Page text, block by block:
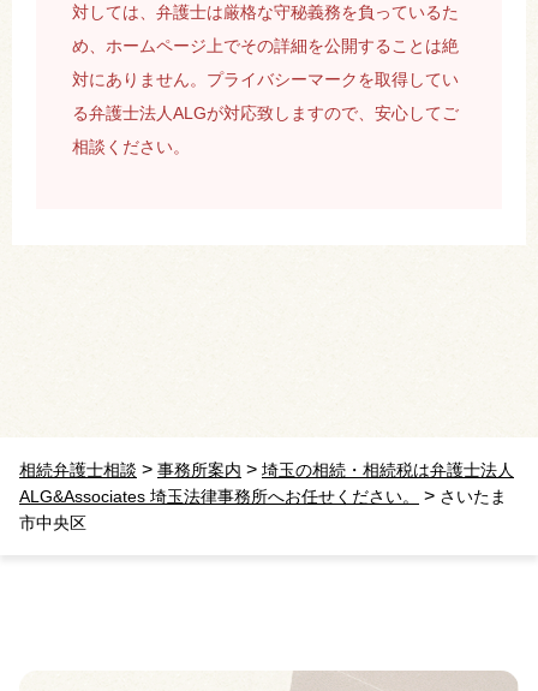
対しては、弁護士は厳格な守秘義務を負っているた
め、ホームページ上でその詳細を公開することは絶
対にありません。プライバシーマークを取得してい
る弁護士法人ALGが対応致しますので、安心してご
相談ください。
相続弁護士相談 > 事務所案内 > 埼玉の相続・相続税は弁護士法人
ALG&Associates 埼玉法律事務所へお任せください。
> さいたま
市中央区